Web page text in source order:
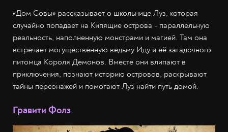
«Дом Совы» рассказывает о школьнице Луз, которая
случайно попадает на Кипящие острова - параллельную
реальность, наполненную монстрами и магией. Там она
встречает могущественную ведьму Иду и её загадочного
питомца Короля Демонов. Вместе они влипают в
приключения, познают историю островов, раскрывают
тайны персонажей и помогают Луз найти путь домой.
Гравити Фолз